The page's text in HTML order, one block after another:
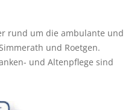
rund um die ambulante und
und Roetgen.
und Altenpflege sind